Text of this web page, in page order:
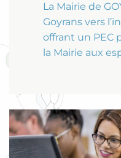
La Mairie de
Goyrans vers
offrant un PEC
la Mairie aux